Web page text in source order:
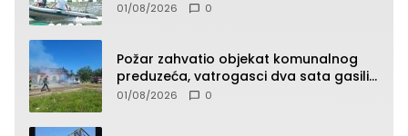
01/08/2026 0
Požar zahvatio objekat komunalnog
preduzeća, vatrogasci dva sata gasili
vatru (FOTO)
01/08/2026 0